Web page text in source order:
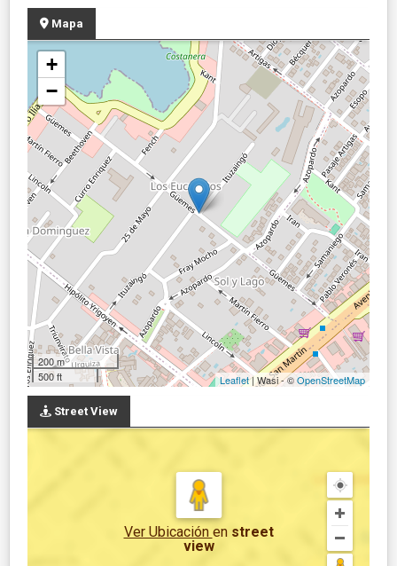
Mapa
+
−
200 m
500 ft
Leaflet| Wasi - ©OpenStreetMap
Street View
Ver Ubicación en street
view